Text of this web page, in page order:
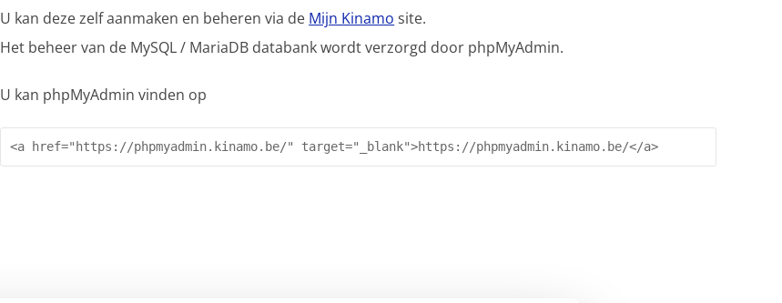
U kan deze zelf aanmaken en beheren via de Mijn Kinamo site.
Het beheer van de MySQL / MariaDB databank wordt verzorgd door phpMyAdmin.
U kan phpMyAdmin vinden op
<a href="https://phpmyadmin.kinamo.be/" target="_blank">https://phpmyadmin.kinamo.be/</a>